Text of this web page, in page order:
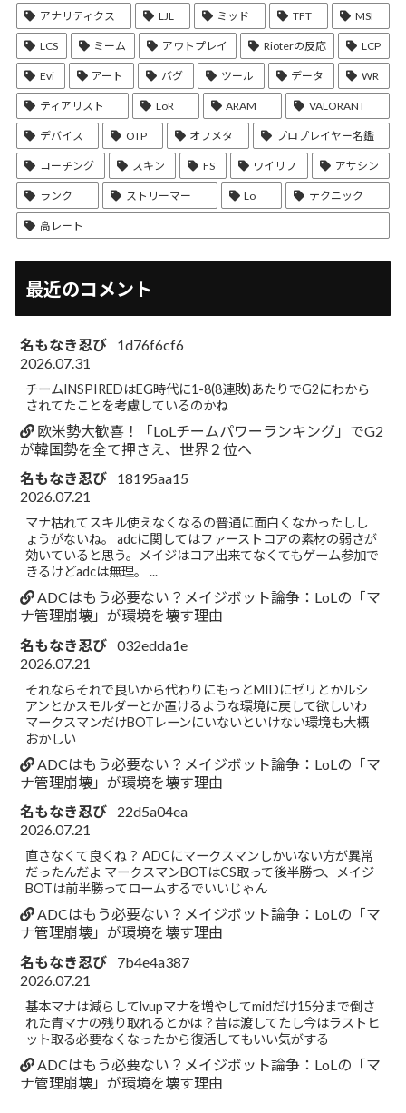
アナリティクス LJL ミッド TFT MSI
LCS ミーム アウトプレイ Rioterの反応 LCP
Evi アート バグ ツール データ WR
ティアリスト LoR ARAM VALORANT
デバイス OTP オフメタ プロプレイヤー名鑑
コーチング スキン FS ワイリフ アサシン
ランク ストリーマー Lo テクニック
高レート
最近のコメント
名もなき忍び
1d76f6cf6
2026.07.31
チームINSPIREDはEG時代に1-8(8連敗)あたりでG2にわから
されてたことを考慮しているのかね
欧米勢大歓喜！「LoLチームパワーランキング」でG2
が韓国勢を全て押さえ、世界２位へ
名もなき忍び
18195aa15
2026.07.21
マナ枯れてスキル使えなくなるの普通に面白くなかったしし
ょうがないね。 adcに関してはファーストコアの素材の弱さが
効いていると思う。メイジはコア出来てなくてもゲーム参加で
きるけどadcは無理。 ...
ADCはもう必要ない？メイジボット論争：LoLの「マ
ナ管理崩壊」が環境を壊す理由
名もなき忍び 032edda1e
2026.07.21
それならそれで良いから代わりにもっとMIDにゼリとかルシ
アンとかスモルダーとか置けるような環境に戻して欲しいわ
マークスマンだけBOTレーンにいないといけない環境も大概
おかしい
ADCはもう必要ない？メイジボット論争：LoLの「マ
ナ管理崩壊」が環境を壊す理由
名もなき忍び
22d5a04ea
2026.07.21
直さなくて良くね？ ADCにマークスマンしかいない方が異常
だったんだよ マークスマンBOTはCS取って後半勝つ、メイジ
BOTは前半勝ってロームするでいいじゃん
ADCはもう必要ない？メイジボット論争：LoLの「マ
ナ管理崩壊」が環境を壊す理由
名もなき忍び
7b4e4a387
2026.07.21
基本マナは減らしてlvupマナを増やしてmidだけ15分まで倒さ
れた青マナの残り取れるとかは？昔は渡してたし今はラストヒ
ット取る必要なくなったから復活してもいい気がする
ADCはもう必要ない？メイジボット論争：LoLの「マ
ナ管理崩壊」が環境を壊す理由